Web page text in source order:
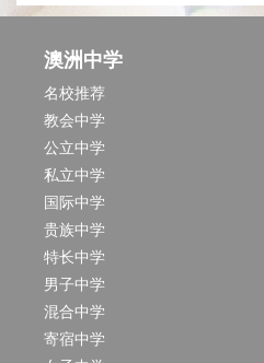
澳洲中学
名校推荐
教会中学
公立中学
私立中学
国际中学
贵族中学
特长中学
男子中学
混合中学
寄宿中学